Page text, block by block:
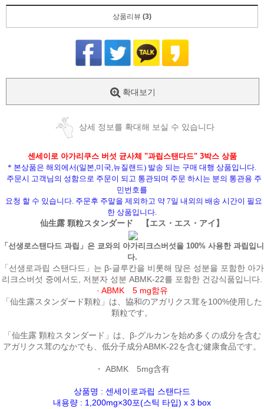
상품리뷰 (3)
확대보기
상세 정보를 확대해 보실 수 있습니다
센세이로 아가리쿠스 버섯 균사체 "과립스탠다드" 3박스 상품
* 본상품은 해외에서(일본,미국,뉴질랜드) 발송 되는 구매 대행 상품입니다.
주문시 고객님의 성함으로 주문이 되고 통관되며 주문 하시는 분의 통관용 주
민번호를
요청 할 수 있습니다. 주문후 주말을 제외하고 약 7일 내외의 배송 시간이 필요
한 상품입니다.
仙生露 顆粒スタンダード 【エス・エス・アイ】
「선생로스탠다드 과립」은 쿄와의 아가리크스버섯을 100% 사용한 과립입니
다.
「선생로과립 스탠다드」는 β-글루칸을 비롯해 많은 성분을 포함한 아가
리크스버섯 중에서도, 저분자 성분 ABMK-22를 포함한 건강식품입니다.
· ABMK 5 mg함유
「仙生露スタンダード顆粒」は、協和のアガリクス茸を100%使用した
顆粒です。
「仙生露 顆粒スタンダード」は、β-グルカンを始め多くの成分を含む
アガリクス茸のなかでも、低分子成分ABMK-22を含む健康食品です。
・ ABMK 5mg含有
상품명 : 센세이로과립 스탠다드
내용량 : 1,200mg×30포(스틱 타입) x 3 box